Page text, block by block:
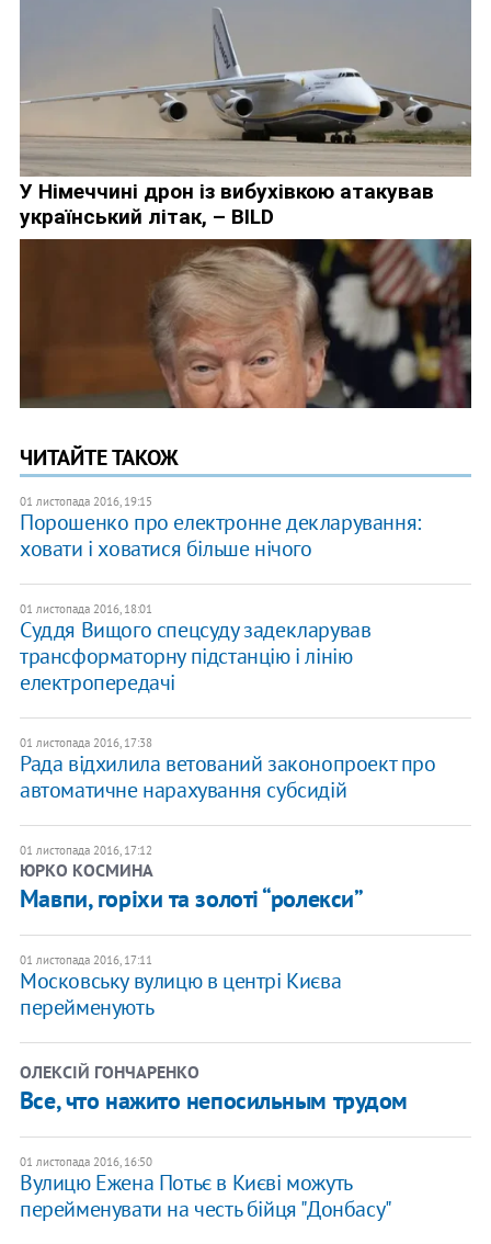
ЧИТАЙТЕ ТАКОЖ
01 листопада 2016, 19:15
Порошенко про електронне декларування:
ховати і ховатися більше нічого
01 листопада 2016, 18:01
Суддя Вищого спецсуду задекларував
трансформаторну підстанцію і лінію
електропередачі
01 листопада 2016, 17:38
Рада відхилила ветований законопроект про
автоматичне нарахування субсидій
01 листопада 2016, 17:12
ЮРКО КОСМИНА
Мавпи, горіхи та золоті “ролекси”
01 листопада 2016, 17:11
Московську вулицю в центрі Києва
перейменують
ОЛЕКСІЙ ГОНЧАРЕНКО
Все, что нажито непосильным трудом
01 листопада 2016, 16:50
Вулицю Ежена Потьє в Києві можуть
перейменувати на честь бійця "Донбасу"